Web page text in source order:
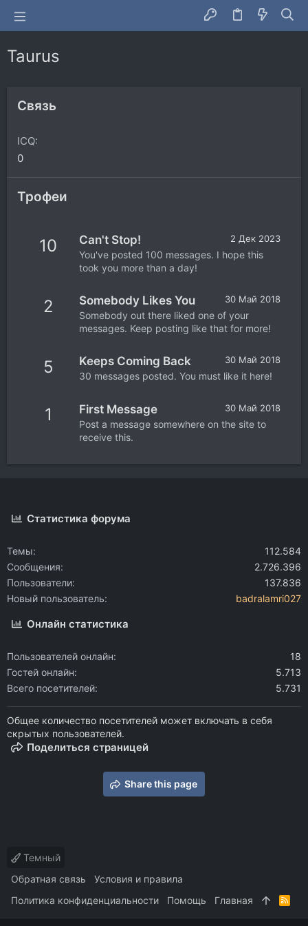
Taurus
Связь
ICQ
0
Трофеи
10 2 Дек 2023
Can't Stop!
You've posted 100 messages. I hope this
took you more than a day!
2 30 Май 2018
Somebody Likes You
Somebody out there liked one of your
messages. Keep posting like that for more!
5 30 Май 2018
Keeps Coming Back
30 messages posted. You must like it here!
1 30 Май 2018
First Message
Post a message somewhere on the site to
receive this.
Статистика форума
Темы
112.584
Сообщения
2.726.396
Пользователи
137.836
Новый пользователь
badralamri027
Онлайн статистика
Пользователей онлайн
18
Гостей онлайн
5.713
Всего посетителей
5.731
Общее количество посетителей может включать в себя
скрытых пользователей.
Поделиться страницей
Share this page
Темный
Обратная связь
Условия и правила
Политика конфиденциальности
Помощь Главная
R
S